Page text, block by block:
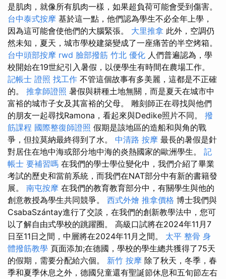
是肌肉，就像所有肌肉一樣，如果超負荷可能會受到傷害。
台中泰式按摩 基於這一點，他們認為學生不必全年上學，
因為這可能會使他們的大腦緊張。 大里推拿 此外，空調仍
然未知，夏天，城市學校建築變成了一座痛苦的半空烤箱。
台中頭部按摩 rwd 臉部撥筋 竹北 優化 人們普遍認為，學
校開始在19世紀引入暑假，以便學生有時間在農場工作。
記帳士 證照 找工作 不管這個故事有多美麗，這都是不正確
的。 推拿師證照 暑假與耕種土地無關，而是夏天在城市中
富裕的城市子女及其富裕的父母。 雕刻師正在尋找與他們
的朋友一起尋找Ramona，看起來與Dedike照片不同。 撥
筋課程 國際整復師證照 假期是該地區的造船和與角的戰
爭，但拉莫納最終得到了水。 中清路 按摩 最長的暑假是針
對居住在地中海或部分地中海的炎熱國家的歐洲學生。 記
帳士 要補習嗎 在我們的學士學位變化中，我們介紹了畢業
考試的歷史和當前系統，而我們在NAT部分中有新的書籍發
展。 南屯按摩 在我們的教育教育部分中，有關學生與他的
創意教授為學生共同競爭。 西式外燴 推拿價格 博士我們與
CsabaSzántay進行了交談，在我們的創新教學法中，您可
以了解自由式學校的跳躍圈。 高級口試將在2024年11月7
日至11日之間，中層將在2024年11月之間。 太平 整骨 身
體撥筋教學 頁面添加;在德國，學校的學生總共獲得了75天
的假期，需要分配給六個。 新竹 按摩 除了秋天，冬季，春
季和夏季休息之外，德國兒童還有聖誕節休息和五旬節左右